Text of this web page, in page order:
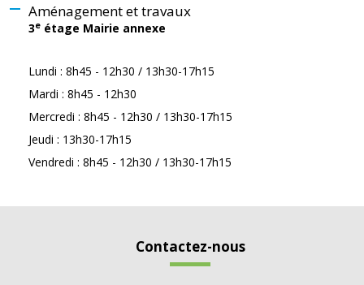
Aménagement et travaux
3e étage Mairie annexe
Lundi : 8h45 - 12h30 / 13h30-17h15
Mardi : 8h45 - 12h30
Mercredi : 8h45 - 12h30 / 13h30-17h15
Jeudi : 13h30-17h15
Vendredi : 8h45 - 12h30 / 13h30-17h15
Contactez-nous